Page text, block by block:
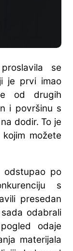
se
je prvi imao
od drugih
i površinu s
dodir. To je
kojim možete
po
s
presedan
odabrali
odaje
materijala